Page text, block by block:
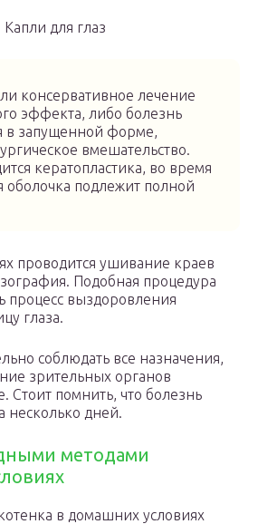
Капли для глаз
консервативное лечение
эффекта, либо болезнь
в запущенной форме,
вмешательство.
кератопластика, во время
оболочка подлежит полной
проводится ушивание краев
Подобная процедура
процесс выздоровления
глаза.
соблюдать все назначения,
зрительных органов
Стоит помнить, что болезнь
несколько дней.
методами
в домашних условиях